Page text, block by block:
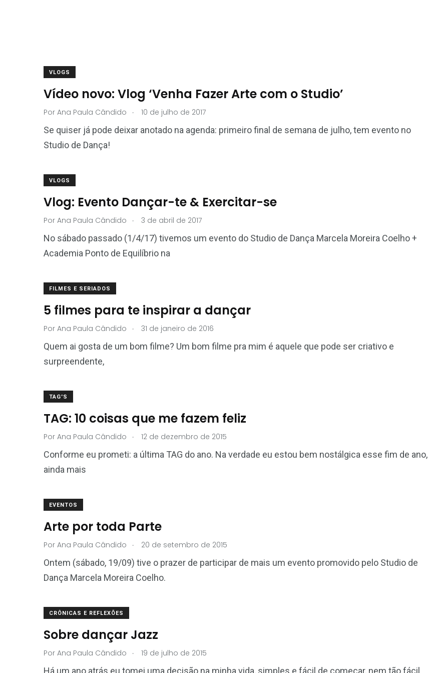
VLOGS
Vídeo novo: Vlog ‘Venha Fazer Arte com o Studio’
Por Ana Paula Cândido . 10 de julho de 2017
Se quiser já pode deixar anotado na agenda: primeiro final de semana de julho, tem evento no
Studio de Dança!
VLOGS
Vlog: Evento Dançar-te & Exercitar-se
Por Ana Paula Cândido . 3 de abril de 2017
No sábado passado (1/4/17) tivemos um evento do Studio de Dança Marcela Moreira Coelho +
Academia Ponto de Equilíbrio na
FILMES E SERIADOS
5 filmes para te inspirar a dançar
Por Ana Paula Cândido . 31 de janeiro de 2016
Quem ai gosta de um bom filme? Um bom filme pra mim é aquele que pode ser criativo e
surpreendente,
TAG'S
TAG: 10 coisas que me fazem feliz
Por Ana Paula Cândido . 12 de dezembro de 2015
Conforme eu prometi: a última TAG do ano. Na verdade eu estou bem nostálgica esse fim de ano,
ainda mais
EVENTOS
Arte por toda Parte
Por Ana Paula Cândido . 20 de setembro de 2015
Ontem (sábado, 19/09) tive o prazer de participar de mais um evento promovido pelo Studio de
Dança Marcela Moreira Coelho.
CRÔNICAS E REFLEXÕES
Sobre dançar Jazz
Por Ana Paula Cândido . 19 de julho de 2015
Há um ano atrás eu tomei uma decisão na minha vida, simples e fácil de começar, nem tão fácil